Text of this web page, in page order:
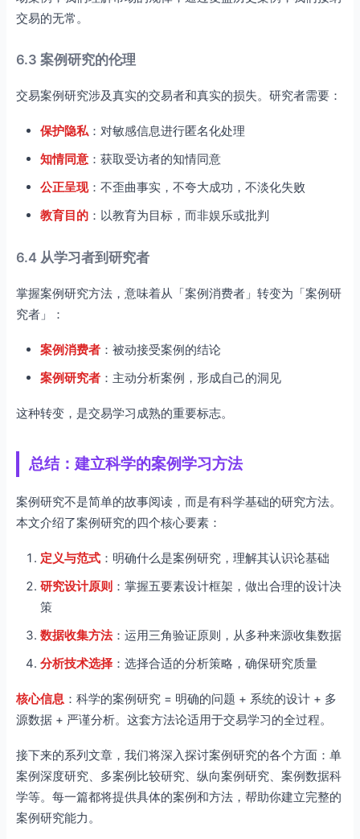
交易的无常。
6.3 案例研究的伦理
交易案例研究涉及真实的交易者和真实的损失。研究者需要：
保护隐私：对敏感信息进行匿名化处理
知情同意 ：获取受访者的知情同意
公正呈现：不歪曲事实，不夸大成功，不淡化失败
教育目的 ：以教育为目标，而非娱乐或批判
6.4 从学习者到研究者
掌握案例研究方法，意味着从「案例消费者」转变为「案例研
究者」：
案例消费者 ：被动接受案例的结论
案例研究者 ：主动分析案例，形成自己的洞见
这种转变，是交易学习成熟的重要标志。
总结：建立科学的案例学习方法
案例研究不是简单的故事阅读，而是有科学基础的研究方法。
本文介绍了案例研究的四个核心要素：
定义与范式 ：明确什么是案例研究，理解其认识论基础
研究设计原则 ：掌握五要素设计框架，做出合理的设计决
策
数据收集方法：运用三角验证原则，从多种来源收集数据
分析技术选择 ：选择合适的分析策略，确保研究质量
核心信息 ：科学的案例研究 = 明确的问题 + 系统的设计 + 多
源数据 + 严谨分析。这套方法论适用于交易学习的全过程。
接下来的系列文章，我们将深入探讨案例研究的各个方面：单
案例深度研究、多案例比较研究、纵向案例研究、案例数据科
学等。每一篇都将提供具体的案例和方法，帮助你建立完整的
案例研究能力。